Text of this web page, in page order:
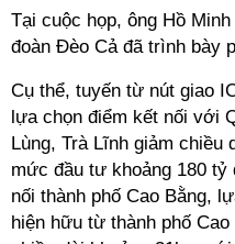
Tại cuộc họp, ông Hồ
đoàn Đèo Cả đã trình bày
Cụ thể, tuyến từ nút giao
lựa chọn điểm kết nối với
Lùng, Trà Lĩnh giảm chiều
mức đầu tư khoảng 180
nối thành phố Cao Bằng,
hiện hữu từ thành phố